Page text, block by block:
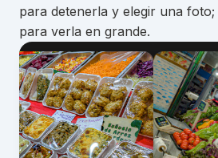
para detenerla y elegir una
para verla en grande.